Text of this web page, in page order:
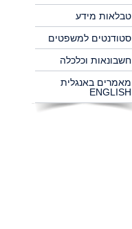
טבלאות מידע
סטודנטים למשפטים
חשבונאות וכלכלה
מאמרים באנגלית
ENGLISH